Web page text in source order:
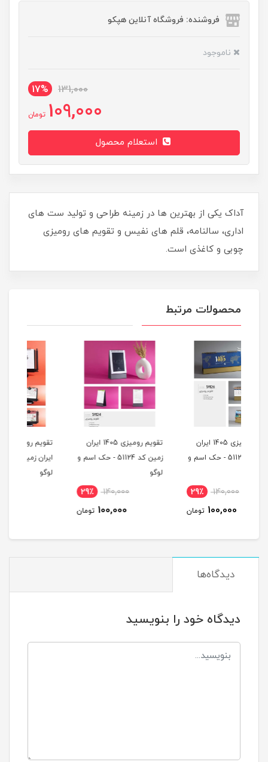
فروشنده: فروشگاه آنلاین هپکو
ناموجود
131,000
17%
109,000 تومان
آداک یکی از بهترین ها در زمینه طراحی و تولید ست های
اداری، سالنامه، قلم های نفیس و تقویم های رومیزی
چوبی و کاغذی است.
محصولات مرتبط
تقویم رومیزی 1405 ایران
زمین کد 51124 - حک اسم و
140,000
100,000
تقویم رومیزی پلکسی 1405
ایران زمین کد 51111 - حک
390,000
320,000
دیدگاه‌ها
دیدگاه خود را بنویسید